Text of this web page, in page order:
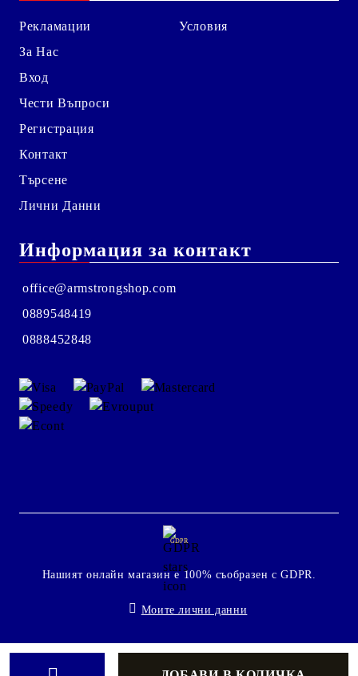
Рекламации
За Нас
Вход
Чести Въпроси
Регистрация
Контакт
Търсене
Лични Данни
Условия
Информация за контакт
office@armstrongshop.com
0889548419
0888452848
GDPR
Нашият онлайн магазин е 100% съобразен с GDPR.
Моите лични данни
Онлайн магазин от SELITON